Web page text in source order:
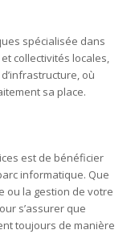
spécialisée dans
collectivités locales,
où
sa place.
est de bénéficier
informatique. Que
ou la gestion de votre
s’assurer que
toujours de manière